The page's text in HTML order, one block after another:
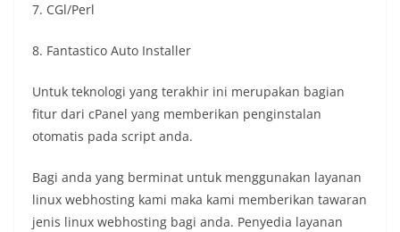
7. CGl/Perl
8. Fantastico Auto Installer
Untuk teknologi yang terakhir ini merupakan bagian
fitur dari cPanel yang memberikan penginstalan
otomatis pada script anda.
Bagi anda yang berminat untuk menggunakan layanan
linux webhosting kami maka kami memberikan tawaran
jenis linux webhosting bagi anda. Penyedia layanan